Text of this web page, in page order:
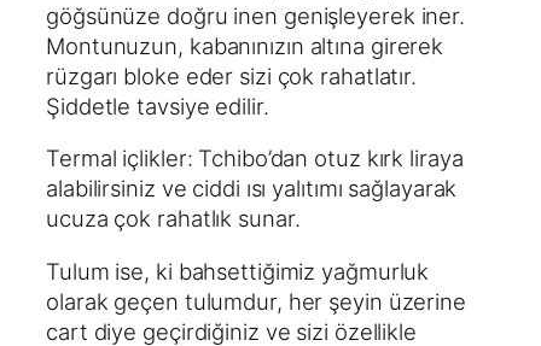
göğsünüze doğru inen genişleyerek iner.
Montunuzun, kabanınızın altına girerek
rüzgarı bloke eder sizi çok rahatlatır.
Şiddetle tavsiye edilir.
Termal içlikler: Tchibo’dan otuz kırk liraya
alabilirsiniz ve ciddi ısı yalıtımı sağlayarak
ucuza çok rahatlık sunar.
Tulum ise, ki bahsettiğimiz yağmurluk
olarak geçen tulumdur, her şeyin üzerine
cart diye geçirdiğiniz ve sizi özellikle